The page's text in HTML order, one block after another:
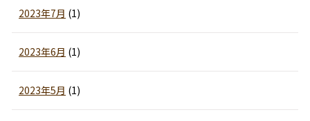
2023年7月 (1)
2023年6月 (1)
2023年5月 (1)